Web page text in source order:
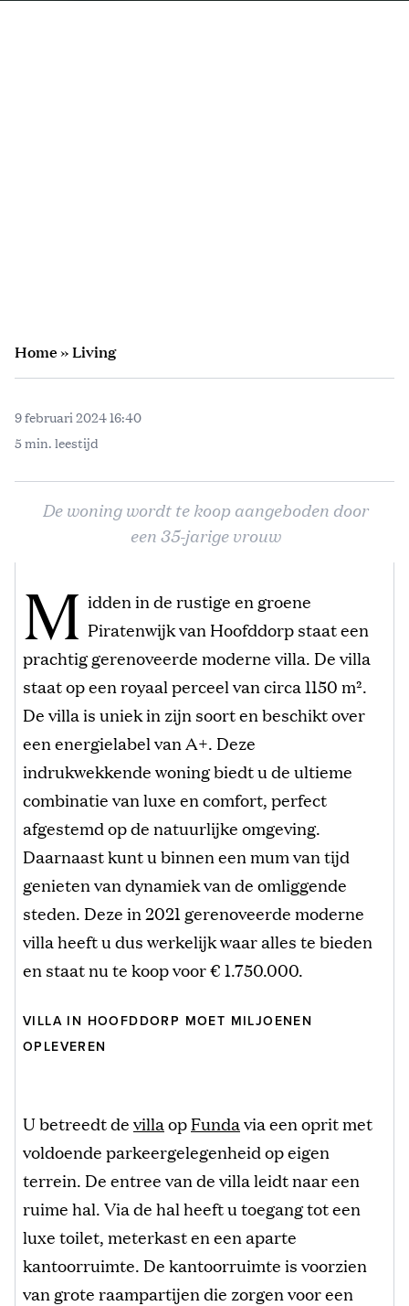
Home»Living
9 februari 2024 16:40
5 min. leestijd
De woning wordt te koop aangeboden door
een 35-jarige vrouw
M idden in de rustige en groene
Piratenwijk van Hoofddorp staat een
prachtig gerenoveerde moderne villa. De villa
staat op een royaal perceel van circa 1150 m².
De villa is uniek in zijn soort en beschikt over
een energielabel van A+. Deze
indrukwekkende woning biedt u de ultieme
combinatie van luxe en comfort, perfect
afgestemd op de natuurlijke omgeving.
Daarnaast kunt u binnen een mum van tijd
genieten van dynamiek van de omliggende
steden. Deze in 2021 gerenoveerde moderne
villa heeft u dus werkelijk waar alles te bieden
en staat nu te koop voor € 1.750.000.
VILLA IN HOOFDDORP MOET MILJOENEN
OPLEVEREN
U betreedt devillaopFundavia een oprit met
voldoende parkeergelegenheid op eigen
terrein. De entree van de villa leidt naar een
ruime hal. Via de hal heeft u toegang tot een
luxe toilet, meterkast en een aparte
kantoorruimte. De kantoorruimte is voorzien
van grote raampartijen die zorgen voor een